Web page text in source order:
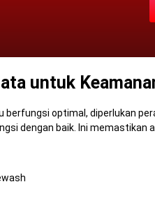
untuk
optimal, diperlukan
dengan baik. Ini memastikan